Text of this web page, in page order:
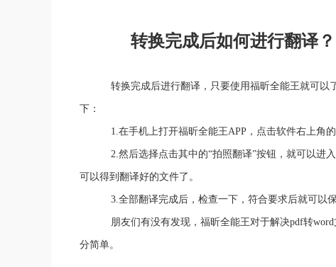
转换完成后如何进行翻译？
转换完成后进行翻译，只要使用福昕全能王就可以了
下：
1.在手机上打开福昕全能王APP，点击软件右上角的
2.然后选择点击其中的“拍照翻译”按钮，就可以进入
可以得到翻译好的文件了。
3.全部翻译完成后，检查一下，符合要求后就可以保
朋友们有没有发现，福昕全能王对于解决pdf转word
分简单。